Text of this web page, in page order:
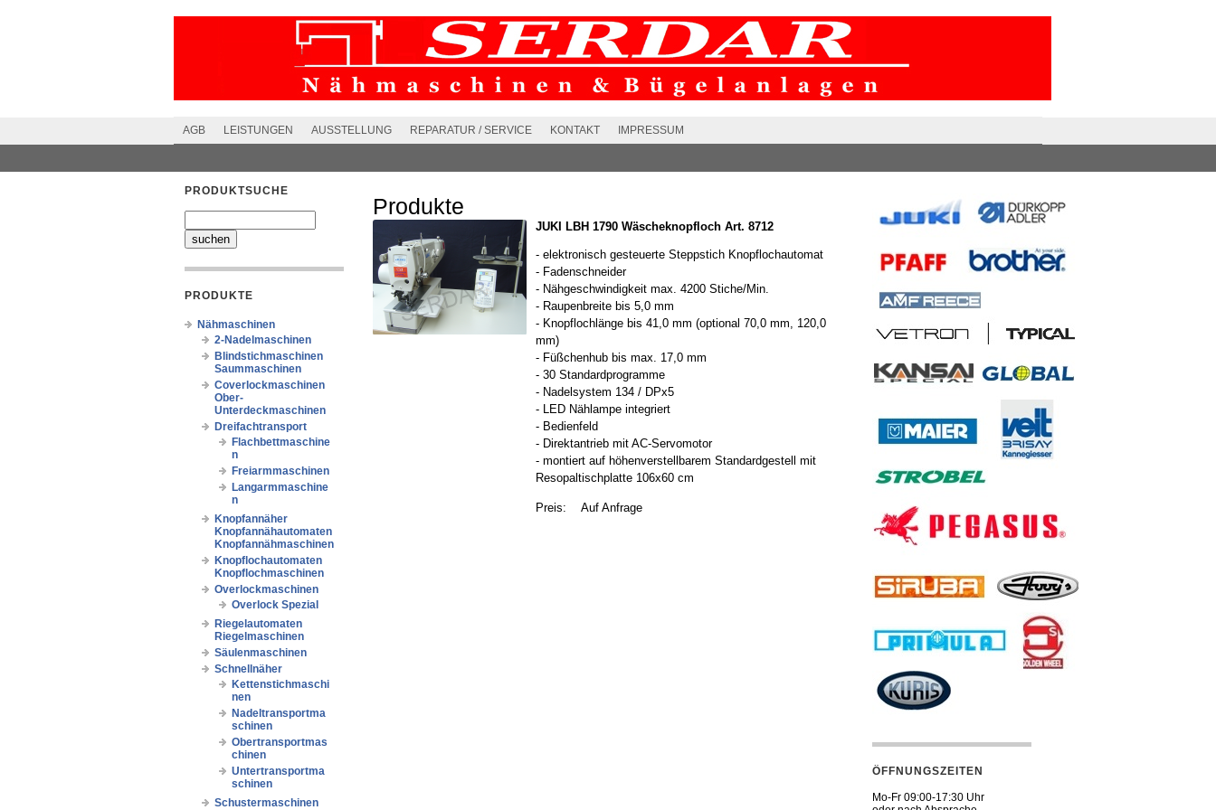
AGB LEISTUNGEN AUSSTELLUNG REPARATUR / SERVICE KONTAKT IMPRESSUM
PRODUKTSUCHE
PRODUKTE
Nähmaschinen
2-Nadelmaschinen
Blindstichmaschinen
Saummaschinen
Coverlockmaschinen
Ober-
Unterdeckmaschinen
Dreifachtransport
Flachbettmaschine
n
Freiarmmaschinen
Langarmmaschine
n
Knopfannäher
Knopfannähautomaten
Knopfannähmaschinen
Knopflochautomaten
Knopflochmaschinen
Overlockmaschinen
Overlock Spezial
Riegelautomaten
Riegelmaschinen
Säulenmaschinen
Schnellnäher
Kettenstichmaschi
nen
Nadeltransportma
schinen
Obertransportmas
chinen
Untertransportma
schinen
Schustermaschinen
Produkte
JUKI LBH 1790 Wäscheknopfloch Art. 8712
- elektronisch gesteuerte Steppstich Knopflochautomat
- Fadenschneider
- Nähgeschwindigkeit max. 4200 Stiche/Min.
- Raupenbreite bis 5,0 mm
- Knopflochlänge bis 41,0 mm (optional 70,0 mm, 120,0
mm)
- Füßchenhub bis max. 17,0 mm
- 30 Standardprogramme
- Nadelsystem 134 / DPx5
- LED Nählampe integriert
- Bedienfeld
- Direktantrieb mit AC-Servomotor
- montiert auf höhenverstellbarem Standardgestell mit
Resopaltischplatte 106x60 cm
Auf Anfrage
Preis:
ÖFFNUNGSZEITEN
Mo-Fr 09:00-17:30 Uhr